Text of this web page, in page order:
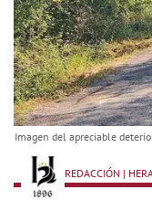
Imagen del apreciable
REDACCIÓN |